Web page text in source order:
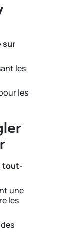
sur
les
les
tout-
une
les